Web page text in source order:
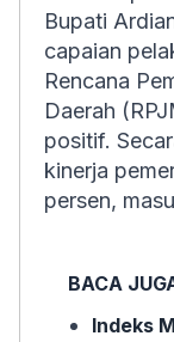
Bupati
capaian
Rencana
Daerah
positif.
kinerja
persen,
BACA
Indeks